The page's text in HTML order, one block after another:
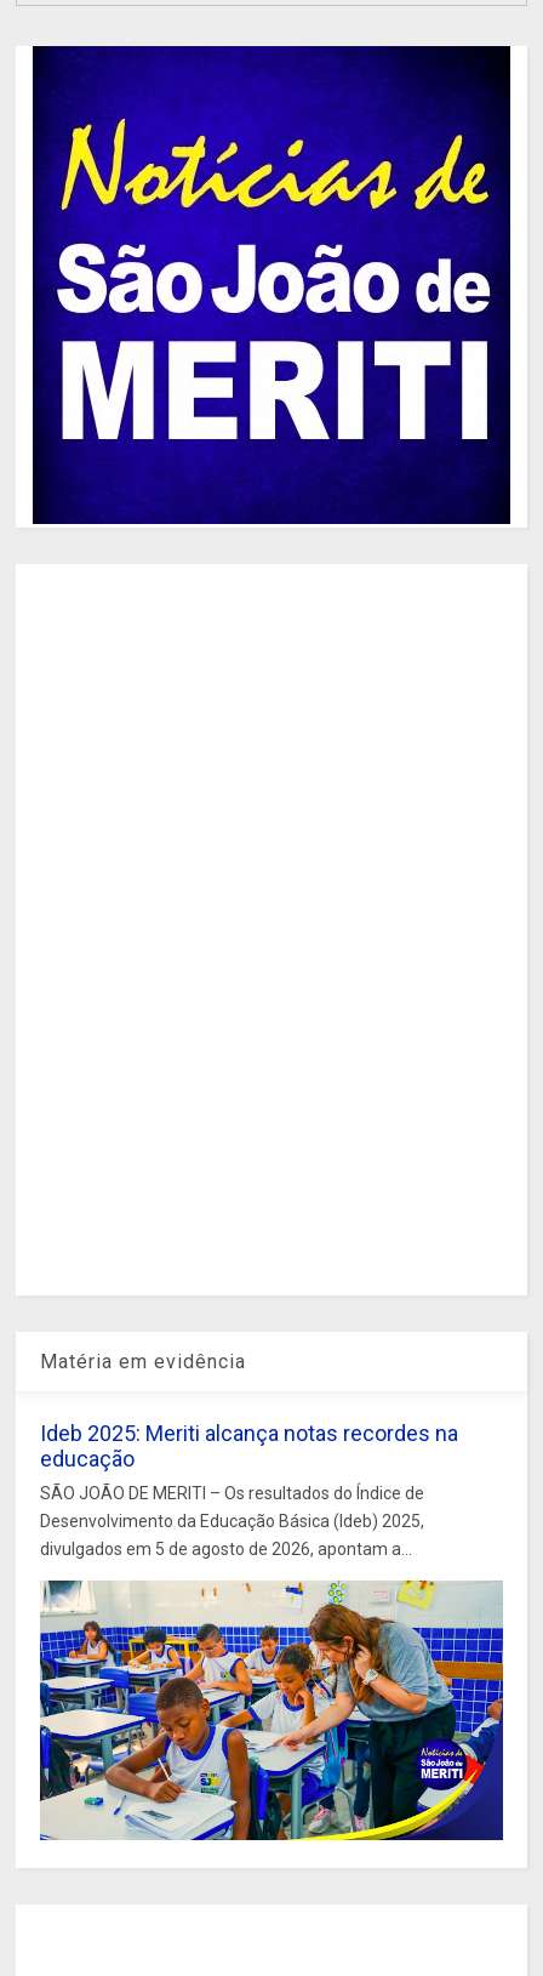
Matéria em evidência
Ideb 2025: Meriti alcança notas recordes na
educação
SÃO JOÃO DE MERITI – Os resultados do Índice de
Desenvolvimento da Educação Básica (Ideb) 2025,
divulgados em 5 de agosto de 2026, apontam a...